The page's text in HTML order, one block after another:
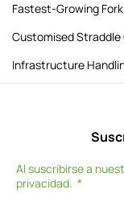
Fastest-Growing
Customised Straddle
Infrastructure
Al suscribirse a
privacidad.